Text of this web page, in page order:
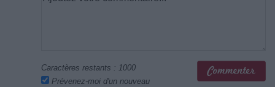
Caractères restants : 1000
Prévenez-moi d'un nouveau